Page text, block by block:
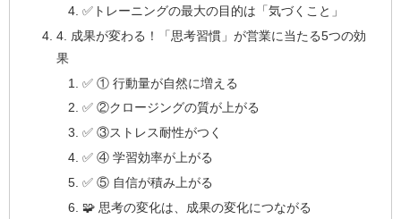
✅トレーニングの最大の目的は「気づくこと」
4. 成果が変わる！「思考習慣」が営業に当たる5つの効
果
✅ ① 行動量が自然に増える
✅ ②クロージングの質が上がる
✅ ③ストレス耐性がつく
✅ ④ 学習効率が上がる
✅ ⑤ 自信が積み上がる
🧩 思考の変化は、成果の変化につながる